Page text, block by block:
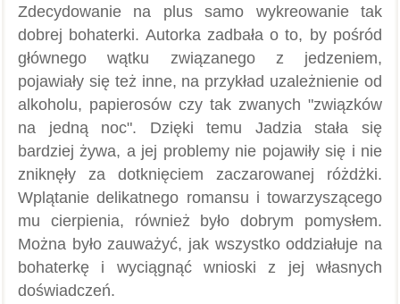
Zdecydowanie na plus samo wykreowanie tak
dobrej bohaterki. Autorka zadbała o to, by pośród
głównego wątku związanego z jedzeniem,
pojawiały się też inne, na przykład uzależnienie od
alkoholu, papierosów czy tak zwanych "związków
na jedną noc". Dzięki temu Jadzia stała się
bardziej żywa, a jej problemy nie pojawiły się i nie
zniknęły za dotknięciem zaczarowanej różdżki.
Wplątanie delikatnego romansu i towarzyszącego
mu cierpienia, również było dobrym pomysłem.
Można było zauważyć, jak wszystko oddziałuje na
bohaterkę i wyciągnąć wnioski z jej własnych
doświadczeń.